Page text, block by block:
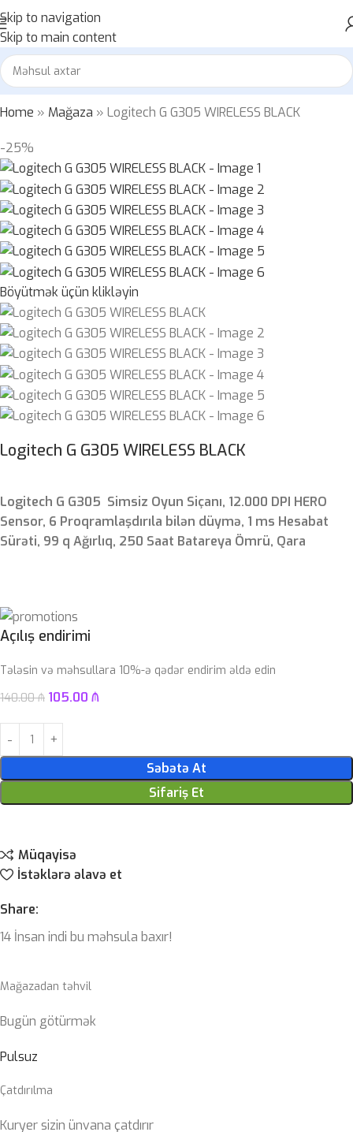
Skip to navigation
Skip to main content
Home » Mağaza » Logitech G G305 WIRELESS BLACK
-25%
Böyütmək üçün klikləyin
Logitech G G305 WIRELESS BLACK
Logitech G G305 Simsiz Oyun Siçanı, 12.000 DPI HERO
Sensor, 6 Proqramlaşdırıla bilən düymə, 1 ms Hesabat
Sürəti, 99 q Ağırlıq, 250 Saat Batareya Ömrü, Qara
Açılış endirimi
Tələsin və məhsullara 10%-ə qədər endirim əldə edin
140.00₼ 105.00 ₼
Səbətə At
Sifariş Et
Müqayisə
İstəklərə əlavə et
Share:
14 İnsan indi bu məhsula baxır!
Mağazadan təhvil
Bugün götürmək
Pulsuz
Çatdırılma
Kuryer sizin ünvana çatdırır